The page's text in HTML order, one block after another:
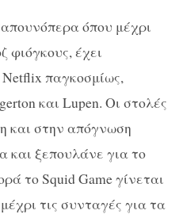
όπου μέχρι
φιόγκους, έχει
παγκοσμίως,
και Lupen. Οι στολές
και στην απόγνωση
και ξεπουλάνε για το
το Squid Game γίνεται
τις συνταγές για τα